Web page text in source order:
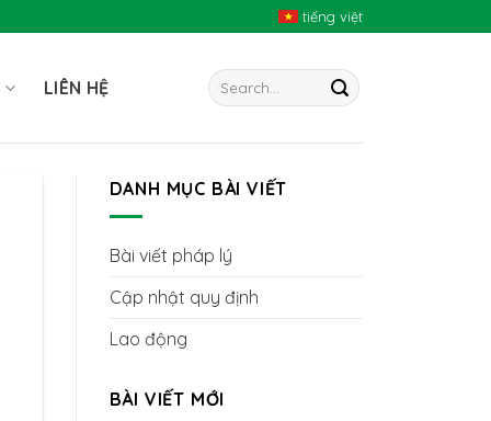
tiếng việt
LIÊN HỆ
DANH MỤC BÀI VIẾT
Bài viết pháp lý
Cập nhật quy định
Lao động
BÀI VIẾT MỚI